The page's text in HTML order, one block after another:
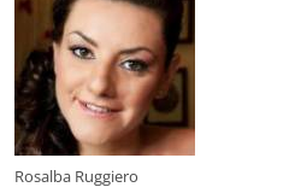
Rosalba Ruggiero